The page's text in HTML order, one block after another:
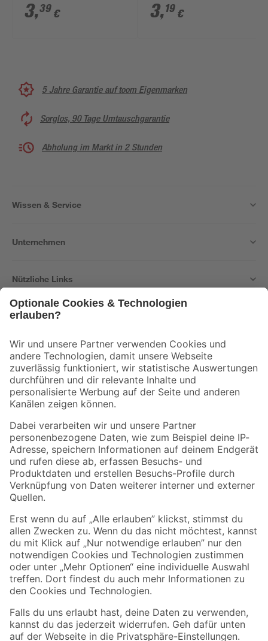
3,39 € 3,19 €
5 Jahre Garantie auf toom Eigenmarken
Sorglos, 90 Tage Umtauschgarantie
Abholung im Markt in 2 Stunden
Wissen & Service
Unternehmen
Nützliche Links
Der toom Newsletter: Keine Angebote und Aktionen mehr verpassen!
Zur Newsletter Anmeldung
Folge uns
Zahlungsarten Versandarten
Sicher einkaufen
Jetzt die toom-App herunterladen
Alle Preisangaben in EUR inkl. gesetzl. MwSt.. Die dargestellten Angebote sind unter
Umständen nicht in allen Märkten verfügbar. Die angegebenen Verfügbarkeiten beziehen